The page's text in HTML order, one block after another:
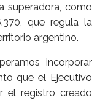
superadora, como
que regula la
argentino.
incorporar
que el Ejecutivo
el registro creado